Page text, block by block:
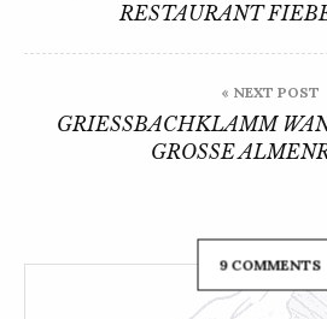
RESTAURANT
« NEXT POST
GRIESSBACHKLAMM
ROSSE
9 COMMENTS